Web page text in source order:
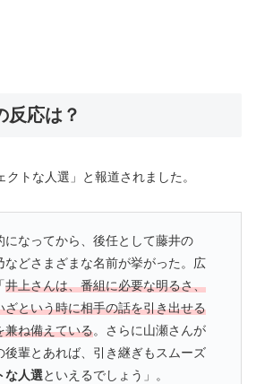
反応は？
トな人選」と報道されました。
になってから、後任として藤井の
などさまざまな名前が挙がった。広
井上さんは、番組に必要な明るさ、
ざという時に相手の話を引き出せる
兼ね備えている。さらに山瀬さんが
後輩とあれば、引き継ぎもスムーズ
な人選といえるでしょう」。